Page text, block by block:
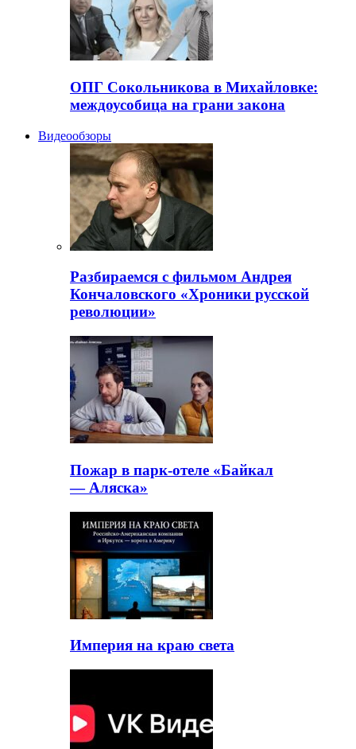
ОПГ Сокольникова в Михайловке:
междоусобица на грани закона
Видеообзоры
Разбираемся с фильмом Андрея
Кончаловского «Хроники русской
революции»
Пожар в парк-отеле «Байкал
— Аляска»
Империя на краю света